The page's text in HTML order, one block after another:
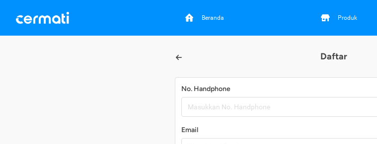
Beranda Produk
Daftar
No. Handphone
Email